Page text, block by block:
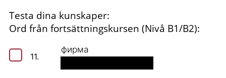
Testa dina kunskaper:
Ord från fortsättningskursen (Nivå B1/B2):
11.
фирма